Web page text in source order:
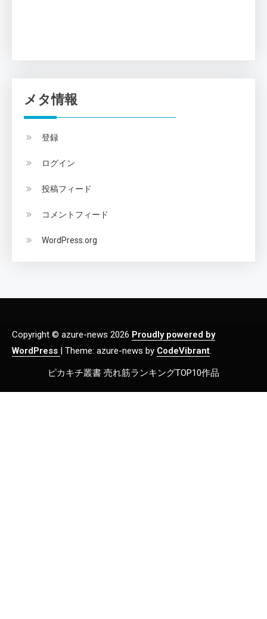
メタ情報
登録
ログイン
投稿フィード
コメントフィード
WordPress.org
Copyright © azure-news 2026 Proudly powered by
WordPress
Theme: azure-news by CodeVibrant.
ピカキチ叢書 売れ筋ランキングTOP10作品